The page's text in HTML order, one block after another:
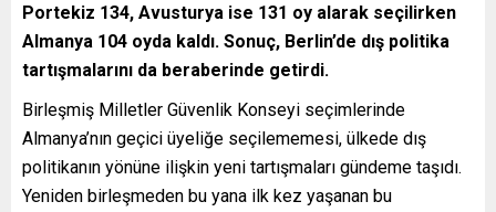
Portekiz 134, Avusturya ise 131 oy alarak seçilirken
Almanya 104 oyda kaldı. Sonuç, Berlin’de dış politika
tartışmalarını da beraberinde getirdi.
Birleşmiş Milletler Güvenlik Konseyi seçimlerinde
Almanya’nın geçici üyeliğe seçilememesi, ülkede dış
politikanın yönüne ilişkin yeni tartışmaları gündeme taşıdı.
Yeniden birleşmeden bu yana ilk kez yaşanan bu